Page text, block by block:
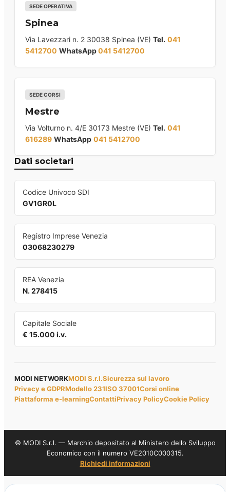
SEDE OPERATIVA
Spinea
Via Lavezzari n. 2 30038 Spinea (VE) Tel. 041
5412700 WhatsApp041 5412700
SEDE CORSI
Mestre
Via Volturno n. 4/E 30173 Mestre (VE) Tel. 041
616289 WhatsApp 041 5412700
Dati societari
Codice Univoco SDI
GV1GR0L
Registro Imprese Venezia
03068230279
REA Venezia
N. 278415
Capitale Sociale
€ 15.000 i.v.
MODI NETWORKMODI S.r.l.Sicurezza sul lavoro
Privacy e GDPRModello 231ISO 37001Corsi online
Piattaforma e-learningContattiPrivacy PolicyCookie Policy
© MODI S.r.l. — Marchio depositato al Ministero dello Sviluppo
Economico con il numero VE2010C000315.
Richiedi informazioni